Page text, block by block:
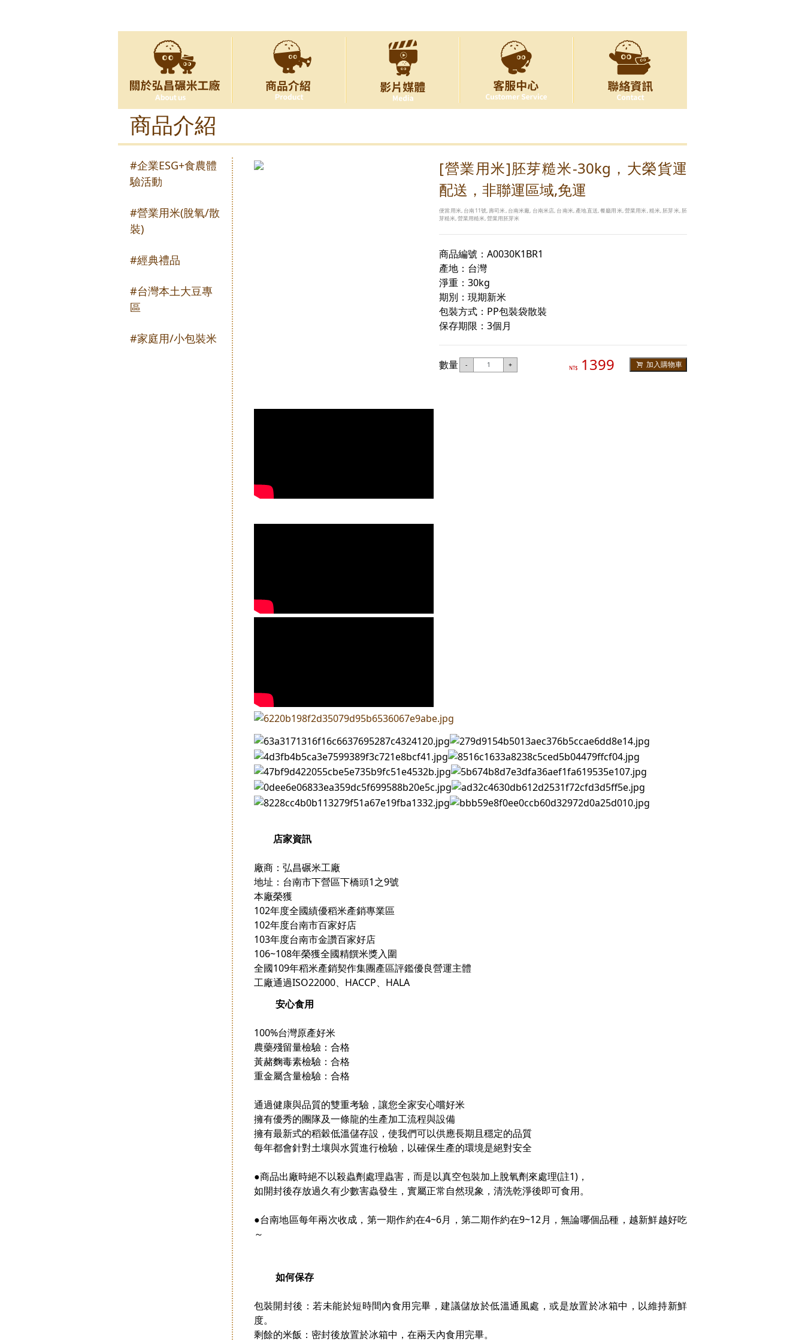
商品介紹
#企業ESG+食農體
驗活動
#營業用米(脫氧/散
裝)
#經典禮品
#台灣本土大豆專
區
#家庭用/小包裝米
[營業用米]胚芽糙米-30kg，大榮貨運
配送，非聯運區域,免運
便當用米, 台南11號, 壽司米, 台南米廠, 台南米店, 台南米, 產地直送, 餐廳用米, 營業用米, 糙米, 胚芽米, 胚
芽糙米, 營業用糙米, 營業用胚芽米
商品編號：A0030K1BR1
產地：台灣
淨重：30kg
期別：現期新米
包裝方式：PP包裝袋散裝
保存期限：3個月
數量 - + NT$ 1399 加入購物車
店家資訊
廠商：弘昌碾米工廠
地址：台南市下營區下橋頭1之9號
本廠榮獲
102年度全國績優稻米產銷專業區
102年度台南市百家好店
103年度台南市金讚百家好店
106~108年榮獲全國精饌米獎入圍
全國109年稻米產銷契作集團產區評鑑優良營運主體
工廠通過ISO22000、HACCP、HALA
安心食用
100%台灣原產好米
農藥殘留量檢驗：合格
黃赭麴毒素檢驗：合格
重金屬含量檢驗：合格
通過健康與品質的雙重考驗，讓您全家安心嚐好米
擁有優秀的團隊及一條龍的生產加工流程與設備
擁有最新式的稻穀低溫儲存設，使我們可以供應長期且穩定的品質
每年都會針對土壤與水質進行檢驗，以確保生產的環境是絕對安全
●商品出廠時絕不以殺蟲劑處理蟲害，而是以真空包裝加上脫氧劑來處理(註1)，
如開封後存放過久有少數害蟲發生，實屬正常自然現象，清洗乾淨後即可食用。
●台南地區每年兩次收成，第一期作約在4~6月，第二期作約在9~12月，無論哪個品種，越新鮮越好吃
～
如何保存
包裝開封後：若未能於短時間內食用完畢，建議儲放於低溫通風處，或是放置於冰箱中，以維持新鮮
度。
剩餘的米飯：密封後放置於冰箱中，在兩天內食用完畢。